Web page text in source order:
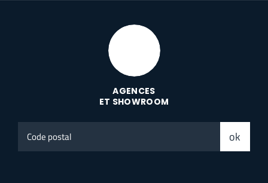
AGENCES
ET SHOWROOM
postal
ok